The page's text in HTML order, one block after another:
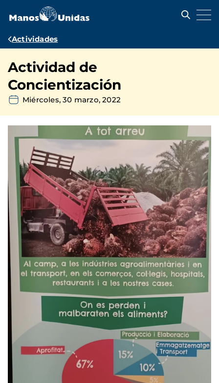
contenido
Ruta
navegación
Actividades
Actividad de
Concientización
Miércoles, 30 marzo, 2022